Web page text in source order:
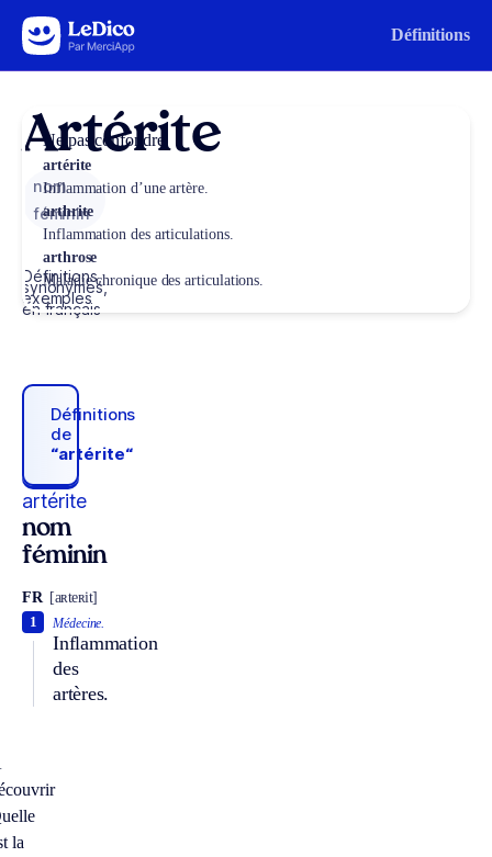
Aller au contenu Définitions
Artérite
nom
féminin
Définitions,
synonymes,
exemples
en français
Définitions
de
“artérite“
artérite
nom
féminin
FR [aʀteʀit]
Médecine.
Inflammation
des
artères.
1
la
Ne pas confondre
artérite
Inflammation d’une artère.
arthrite
Inflammation des articulations.
arthrose
Maladie chronique des articulations.